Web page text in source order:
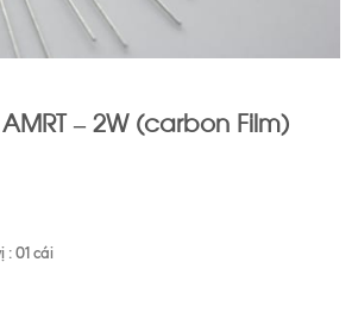
AMRT – 2W (carbon Film)
: 01 cái